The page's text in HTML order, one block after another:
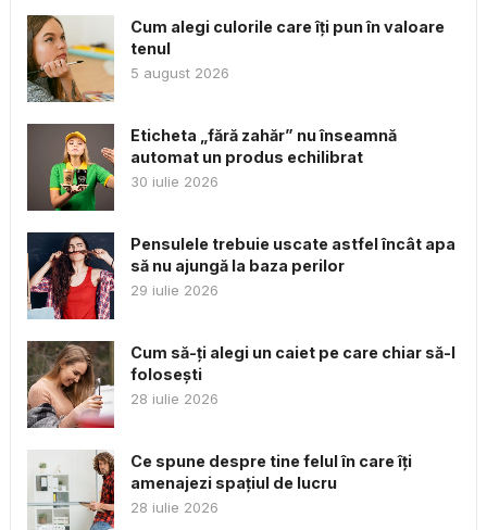
Cum alegi culorile care îți pun în valoare
tenul
5 august 2026
Eticheta „fără zahăr” nu înseamnă
automat un produs echilibrat
30 iulie 2026
Pensulele trebuie uscate astfel încât apa
să nu ajungă la baza perilor
29 iulie 2026
Cum să-ți alegi un caiet pe care chiar să-l
folosești
28 iulie 2026
Ce spune despre tine felul în care îți
amenajezi spațiul de lucru
28 iulie 2026